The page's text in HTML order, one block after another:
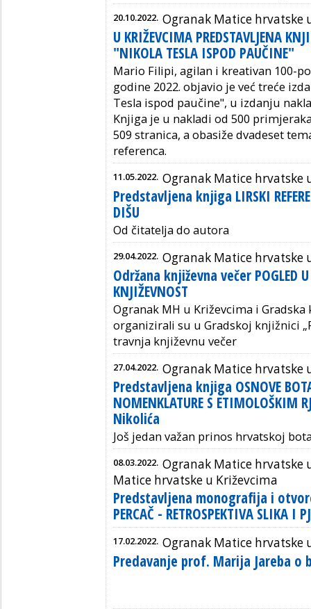
20.10.2022. Ogranak Matice hrvatske
U KRIŽEVCIMA PREDSTAVLJENA
"NIKOLA TESLA ISPOD PAUČINE"
Mario Filipi, agilan i kreativan 100-
godine 2022. objavio je već treće
Tesla ispod paučine", u izdanju
Knjiga je u nakladi od 500
509 stranica, a obasiže dvadeset
referenca.
11.05.2022. Ogranak Matice hrvatske
Predstavljena knjiga LIRSKI
DIŠU
Od čitatelja do autora
29.04.2022. Ogranak Matice hrvatske
Održana književna večer POGLED U
KNJIŽEVNOST
Ogranak MH u Križevcima i
organizirali su u Gradskoj knjižnici
travnja književnu večer
27.04.2022. Ogranak Matice hrvatske
Predstavljena knjiga OSNOVE
NOMENKLATURE S ETIMOLOŠKIM
Nikolića
Još jedan važan prinos hrvatskoj
08.03.2022. Ogranak Matice hrvatske
Matice hrvatske u Križevcima
Predstavljena monografija i
PERCAČ - RETROSPEKTIVA SLIKA I
17.02.2022. Ogranak Matice hrvatske
Predavanje prof. Marija Jareba o